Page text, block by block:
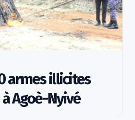
armes illicites
Agoè-Nyivé